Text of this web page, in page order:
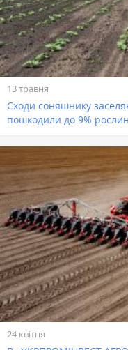
13 травня
Сходи соняшнику
пошкодили до 9% рослин
24 квітня